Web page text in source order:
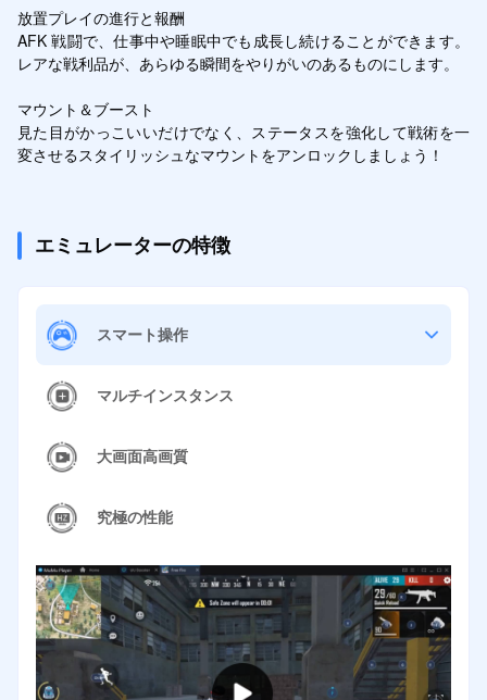
放置プレイの進行と報酬
AFK 戦闘で、仕事中や睡眠中でも成長し続けることができます。
レアな戦利品が、あらゆる瞬間をやりがいのあるものにします。
マウント＆ブースト
見た目がかっこいいだけでなく、ステータスを強化して戦術を一
変させるスタイリッシュなマウントをアンロックしましょう！
エミュレーターの特徴
スマート操作
マルチインスタンス
大画面高画質
究極の性能